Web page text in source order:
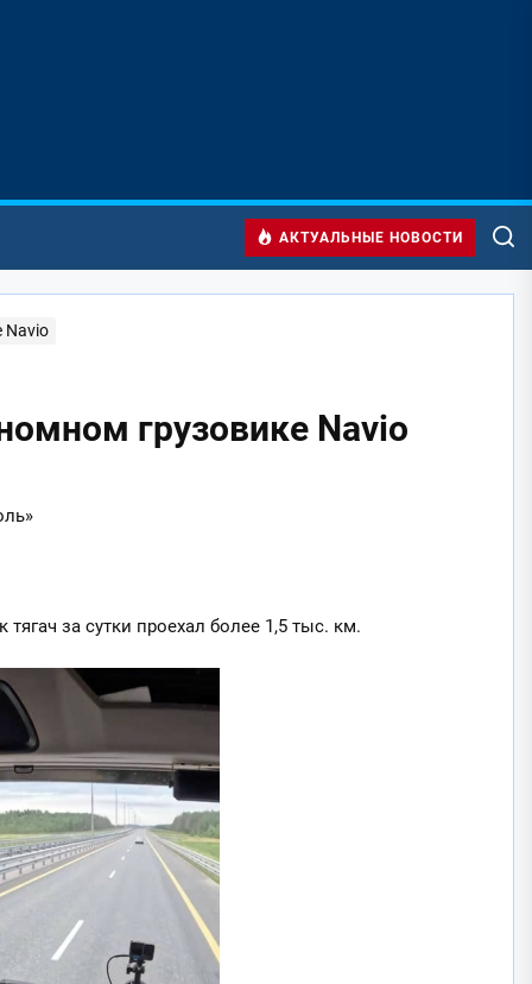
АКТУАЛЬНЫЕ НОВОСТИ
Navio
грузовике Navio
за сутки проехал более 1,5 тыс. км.